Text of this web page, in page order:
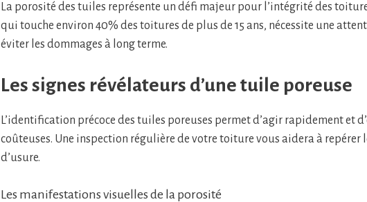
La porosité des tuiles représente un défi majeur pour l’intégrité des
qui touche environ 40% des toitures de plus de 15 ans, nécessite une
éviter les dommages à long terme.
Les signes révélateurs d’une tuile poreuse
L’identification précoce des tuiles poreuses permet d’agir rapidement et
coûteuses. Une inspection régulière de votre toiture vous aidera à repérer
d’usure.
Les manifestations visuelles de la porosité